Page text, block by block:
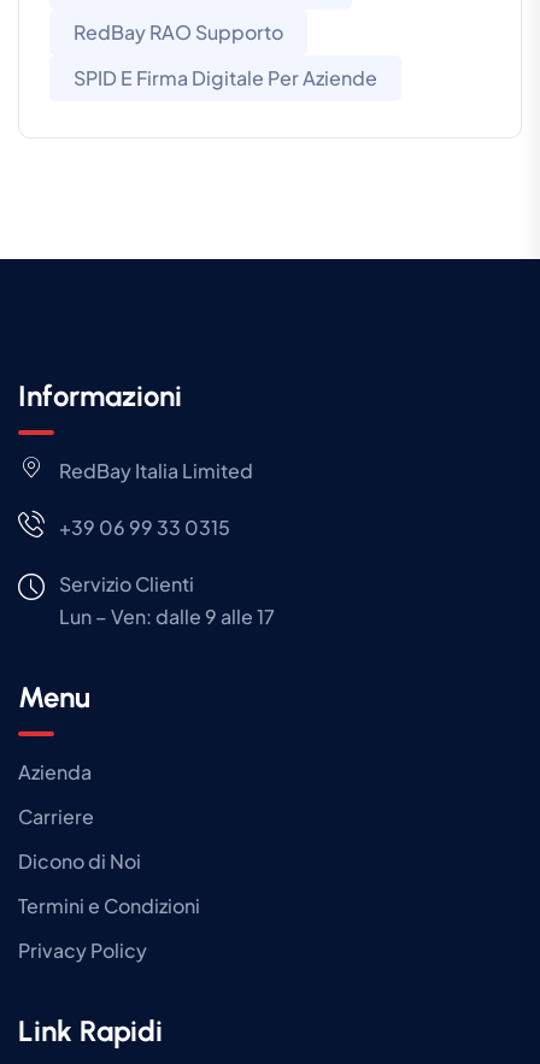
RedBay RAO Supporto
SPID E Firma Digitale Per Aziende
Informazioni
RedBay Italia Limited
+39 06 99 33 0315
Servizio Clienti
Lun – Ven: dalle 9 alle 17
Menu
Azienda
Carriere
Dicono di Noi
Termini e Condizioni
Privacy Policy
Link Rapidi